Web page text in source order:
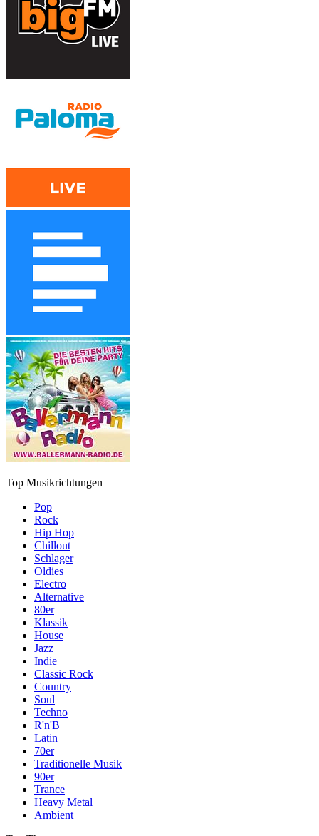
Top Musikrichtungen
Pop
Rock
Hip Hop
Chillout
Schlager
Oldies
Electro
Alternative
80er
Klassik
House
Jazz
Indie
Classic Rock
Country
Soul
Techno
R'n'B
Latin
70er
Traditionelle Musik
90er
Trance
Heavy Metal
Ambient